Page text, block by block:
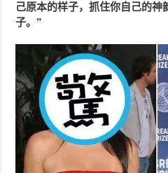
己原本的样子，抓住你自己的神
子。”